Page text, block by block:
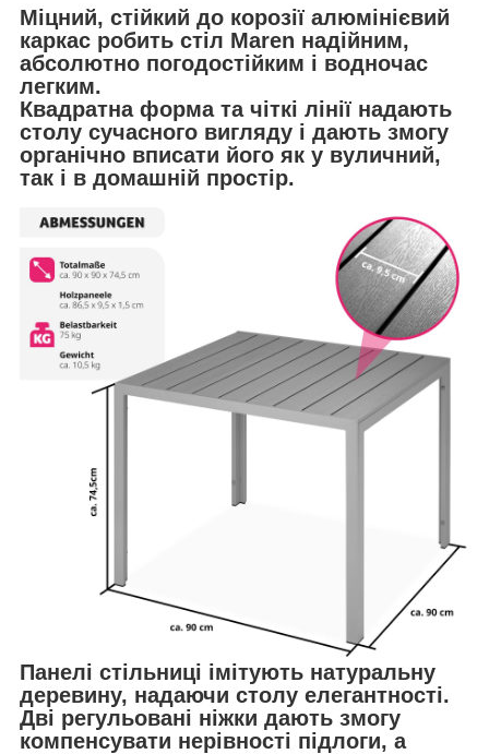
Міцний, стійкий до корозії алюмінієвий
каркас робить стіл Maren надійним,
абсолютно погодостійким і водночас
легким.
Квадратна форма та чіткі лінії надають
столу сучасного вигляду і дають змогу
органічно вписати його як у вуличний,
так і в домашній простір.
Панелі стільниці імітують натуральну
деревину, надаючи столу елегантності.
Дві регульовані ніжки дають змогу
компенсувати нерівності підлоги, а